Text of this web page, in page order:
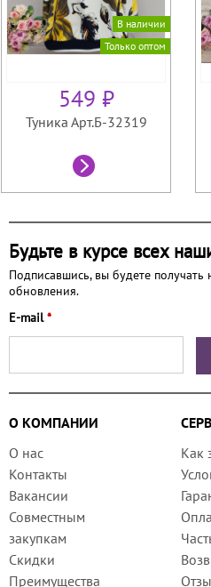
В наличии
Только оптом
549 ₽
Туника Арт.Б-32319
Будьте в курсе всех
Подписавшись, вы будете
обновления.
E-mail*
О КОМПАНИИ
О нас
Контакты
Вакансии
Совместным
закупкам
Скидки
Преимущества
Как